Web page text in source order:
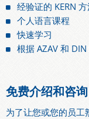
经验证的 KERN
个人语言课程
快速学习
根据 AZAV 和
免费介绍和咨询
为了让您或您的员工